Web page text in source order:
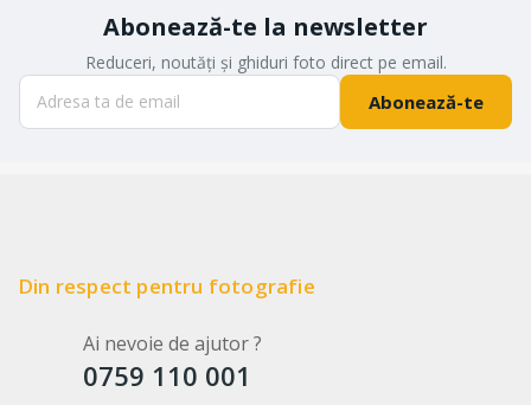
Abonează-te la newsletter
Reduceri, noutăți și ghiduri foto direct pe email.
Abonează-te
Din respect pentru fotografie
Ai nevoie de ajutor ?
0759 110 001